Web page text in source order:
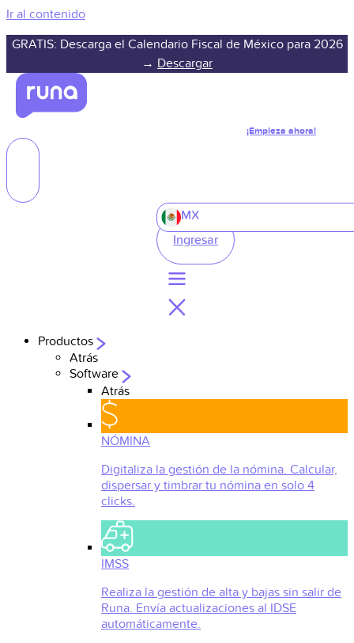
Ir al contenido
GRATIS: Descarga el Calendario Fiscal de México para 2026
→ Descargar
¡Empieza ahora!
MX
Ingresar
Productos
Atrás
Software
Atrás
NÓMINA
Digitaliza la gestión de la nómina. Calcular,
dispersar y timbrar tu nómina en solo 4
clicks.
IMSS
Realiza la gestión de alta y bajas sin salir de
Runa. Envía actualizaciones al IDSE
automáticamente.